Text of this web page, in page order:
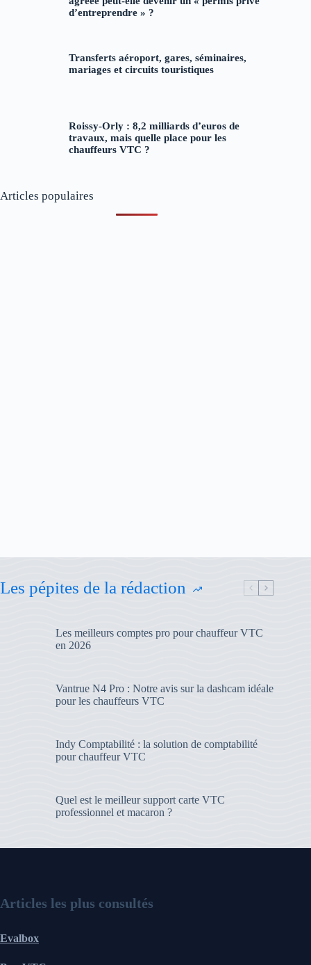
d’entreprendre » ?
Transferts aéroport, gares, séminaires,
mariages et circuits touristiques
Roissy-Orly : 8,2 milliards d’euros de
travaux, mais quelle place pour les
chauffeurs VTC ?
Articles populaires
Les pépites de la rédaction
Les meilleurs comptes pro pour chauffeur VTC
en 2026
Vantrue N4 Pro : Notre avis sur la dashcam idéale
pour les chauffeurs VTC
Indy Comptabilité : la solution de comptabilité
pour chauffeur VTC
Quel est le meilleur support carte VTC
professionnel et macaron ?
Articles les plus consultés
Evalbox